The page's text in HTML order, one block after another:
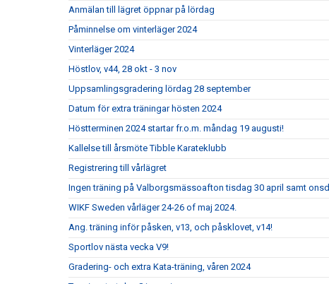
Anmälan till lägret öppnar på lördag
Påminnelse om vinterläger 2024
Vinterläger 2024
Höstlov, v44, 28 okt - 3 nov
Uppsamlingsgradering lördag 28 september
Datum för extra träningar hösten 2024
Höstterminen 2024 startar fr.o.m. måndag 19 augusti!
Kallelse till årsmöte Tibble Karateklubb
Registrering till vårlägret
Ingen träning på Valborgsmässoafton tisdag 30 april samt
WIKF Sweden vårläger 24-26 of maj 2024.
Ang. träning inför påsken, v13, och påsklovet, v14!
Sportlov nästa vecka V9!
Gradering- och extra Kata-träning, våren 2024